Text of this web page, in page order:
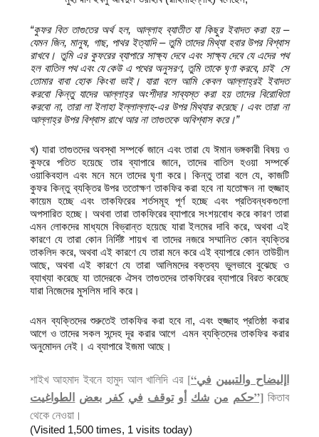
“কুফর বিত তাগুতের অর্থ হল, আল্লাহ ব্যাতীত যা কিছুর ইবাদত করা হয় –
যেমন জিন, মানুষ, গাছ, পাথর ইত্যাদি – তুমি তাদের মিথ্যা হবার উপর বিশ্বাস
রাখবে। তুমি এর কুফরের ব্যাপারে সাক্ষ্য দেবে এবং সাক্ষ্য দেবে যে এদের পথ
হল বাতিল পথ এবং যে কেউ এ পথের অনুসরণ, তুমি তাকে ঘৃণা করবে, চাই সে
তোমার বাবা হোক কিংবা ভাই। যারা বলে আমি কেবল আল্লাহ্‌রই ইবাদত
করবো কিন্তু যাদের আল্লাহ্‌র অংশীদার সাব্যস্ত করা হয় তাদের বিরোধিতা
করবো না, তারা লা ইলাহা ইল্লাল্লাহ-এর উপর মিথ্যার করেছে। এবং তারা না
আল্লাহ্‌র উপর বিশ্বাস রাখে আর না তাগুতকে অবিশ্বাস করে।”
খ) যারা তাগুতদের অবস্থা সম্পর্কে জানে এবং তারা যে ঈমান ভঙ্গকারী বিষয় ও
কুফরে পতিত হয়েছে তার ব্যাপারে জানে, তাদের বাতিল হওয়া সম্পর্কে
ওয়াকিবহাল এবং মনে মনে তাদের ঘৃণা করে। কিন্তু তারা বলে যে, কাজটি
কুফর কিন্তু ব্যক্তির উপর ততোক্ষণ তাকফির করা হবে না যতোক্ষন না হুজ্জাহ
কায়েম হচ্ছে এবং তাকফিরের শর্তসমূহ পূর্ণ হচ্ছে এবং প্রতিবন্ধকগুলো
অপসারিত হচ্ছে। অথবা তারা তাকফিরের ব্যাপারে সংশয়বোধ করে কারণ তারা
এমন লোকদের মাধ্যমে বিভ্রান্ত হয়েছে যারা ইলমের দাবি করে, অথবা এই
কারণে যে তারা কোন নির্দিষ্ট শায়খ বা তাদের নজরে সম্মানিত কোন ব্যক্তির
তাকলিদ করে, অথবা এই কারণে যে তারা মনে করে এই ব্যাপারে কোন তাউয়ীল
আছে, অথবা এই কারণে যে তারা আলিমদের বক্তব্য ভুলভাবে বুঝেছে ও
ব্যাখ্যা করেছে যা তাদেরকে ঐসব তাগুতদের তাকফিরের ব্যাপারে বিরত করেছে
যারা নিজেদের মুসলিম দাবি করে।
এমন ব্যক্তিদের শুরুতেই তাকফির করা হবে না, এবং হুজ্জাহ প্রতিষ্ঠা করার
আগে ও তাদের সকল সন্দেহ দূর করার আগে এমন ব্যক্তিদের তাকফির করার
অনুমোদন নেই। এ ব্যাপারে ইজমা আছে।
শাইখ আহমাদ ইবনে হামুদ আল খালিদি এর [“ اإليضاح والتبيين في
حكم من شك أو توقف في كفر بعض الطواغيت ”]কিতাব
থেকে নেওয়া।
(Visited 1,500 times, 1 visits today)